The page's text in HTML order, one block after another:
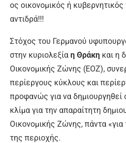
ος οικονομικός ή
αντιδρά!!!
Στόχος του Γερμανού
στην κυριολεξία η Θράκη και η
Οικονομικής Ζώνης (ΕΟΖ),
περίεργους κύκλους και
προφανώς για να
κλίμα για την απαραίτητη
Οικονομικής Ζώ­νης, πάντα
της περιοχής.